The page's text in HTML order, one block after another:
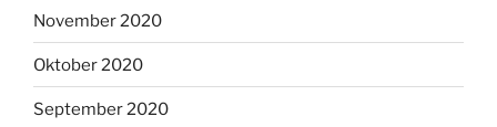
November 2020
Oktober 2020
September 2020